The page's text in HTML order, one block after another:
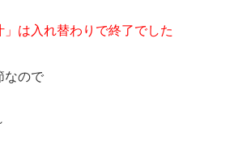
」は入れ替わりで終了でした
なので